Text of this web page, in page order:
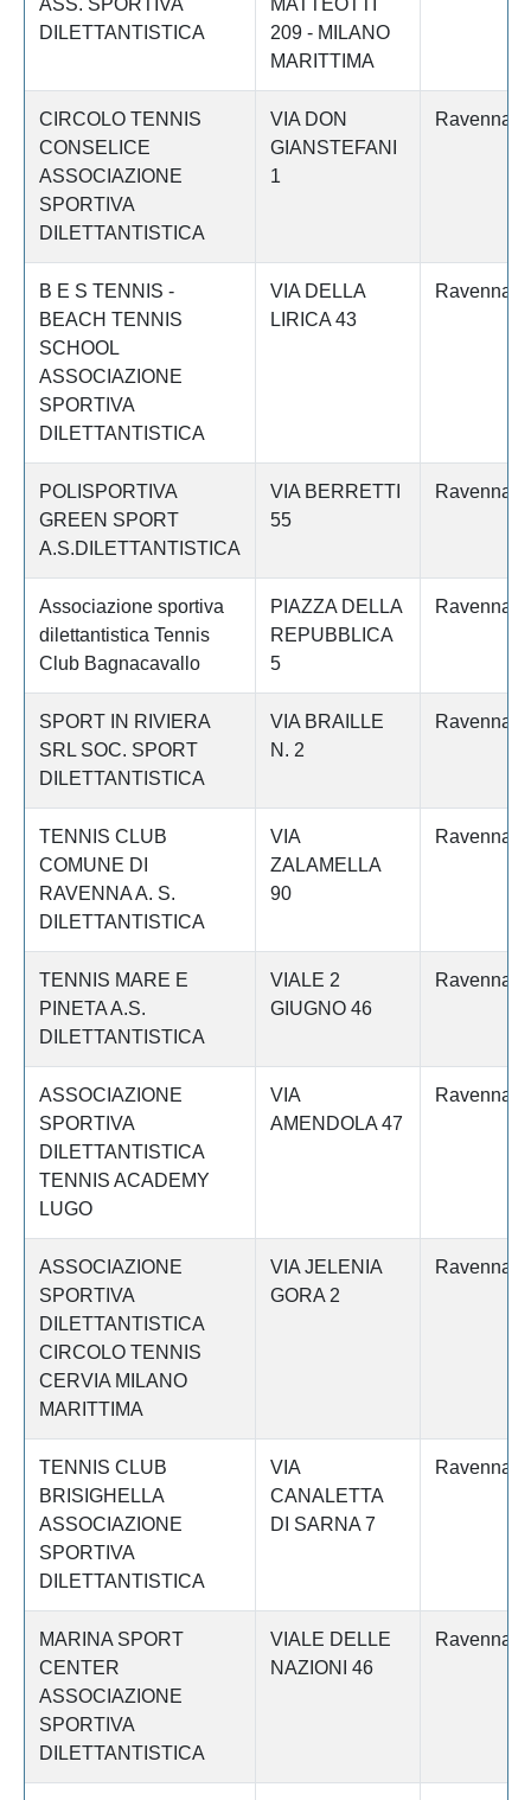
ASS. SPORTIVA
DILETTANTISTICA
MATTEOTTI
209 - MILANO
MARITTIMA
CIRCOLO TENNIS
CONSELICE
ASSOCIAZIONE
SPORTIVA
DILETTANTISTICA
VIA DON
GIANSTEFANI
1
Ravenna
B E S TENNIS -
BEACH TENNIS
SCHOOL
ASSOCIAZIONE
SPORTIVA
DILETTANTISTICA
VIA DELLA
LIRICA 43
Ravenna
POLISPORTIVA
GREEN SPORT
A.S.DILETTANTISTICA
VIA BERRETTI
55
Ravenna
Associazione sportiva
dilettantistica Tennis
Club Bagnacavallo
PIAZZA DELLA
REPUBBLICA
5
Ravenna
SPORT IN RIVIERA
SRL SOC. SPORT
DILETTANTISTICA
VIA BRAILLE
N. 2
Ravenna
TENNIS CLUB
COMUNE DI
RAVENNA A. S.
DILETTANTISTICA
VIA
ZALAMELLA
90
Ravenna
TENNIS MARE E
PINETA A.S.
DILETTANTISTICA
VIALE 2
GIUGNO 46
Ravenna
ASSOCIAZIONE
SPORTIVA
DILETTANTISTICA
TENNIS ACADEMY
LUGO
VIA
AMENDOLA 47
Ravenna
ASSOCIAZIONE
SPORTIVA
DILETTANTISTICA
CIRCOLO TENNIS
CERVIA MILANO
MARITTIMA
VIA JELENIA
GORA 2
Ravenna
TENNIS CLUB
BRISIGHELLA
ASSOCIAZIONE
SPORTIVA
DILETTANTISTICA
VIA
CANALETTA
DI SARNA 7
Ravenna
MARINA SPORT
CENTER
ASSOCIAZIONE
SPORTIVA
DILETTANTISTICA
VIALE DELLE
NAZIONI 46
Ravenna